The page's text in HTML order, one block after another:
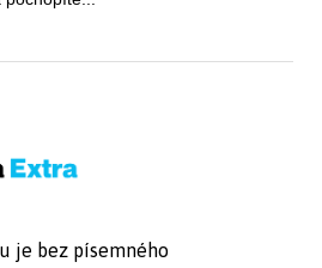
je bez písemného